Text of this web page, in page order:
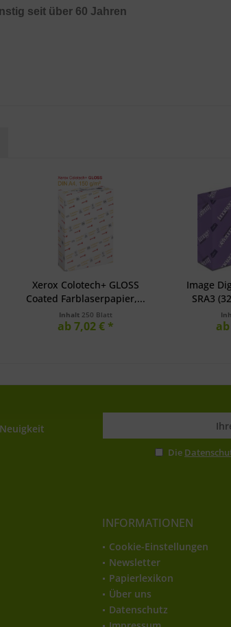
seit über 60 Jahren
Xerox Colotech+ GLOSS
Coated Farblaserpapier,...
Inhalt 250 Blatt
ab 7,02 € *
Image
SRA3
Die
INFORMATIONEN
Cookie-Einstellungen
Newsletter
Papierlexikon
Über uns
Datenschutz